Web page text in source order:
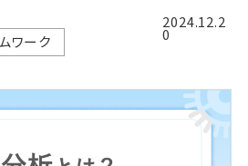
ワーク
2024.12.2
0